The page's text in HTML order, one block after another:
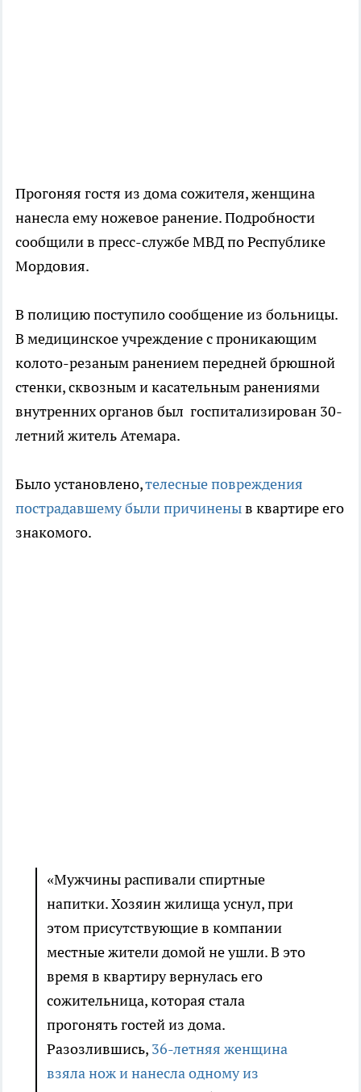
Прогоняя гостя из дома сожителя, женщина
нанесла ему ножевое ранение. Подробности
сообщили в пресс-службе МВД по Республике
Мордовия.
В полицию поступило сообщение из больницы.
В медицинское учреждение с проникающим
колото-резаным ранением передней брюшной
стенки, сквозным и касательным ранениями
внутренних органов был госпитализирован 30-
летний житель Атемара.
Было установлено,телесные повреждения
пострадавшему были причиненыв квартире его
знакомого.
«Мужчины распивали спиртные
напитки. Хозяин жилища уснул, при
этом присутствующие в компании
местные жители домой не ушли. В это
время в квартиру вернулась его
сожительница, которая стала
прогонять гостей из дома.
Разозлившись, 36-летняя женщина
взяла нож и нанесла одному из